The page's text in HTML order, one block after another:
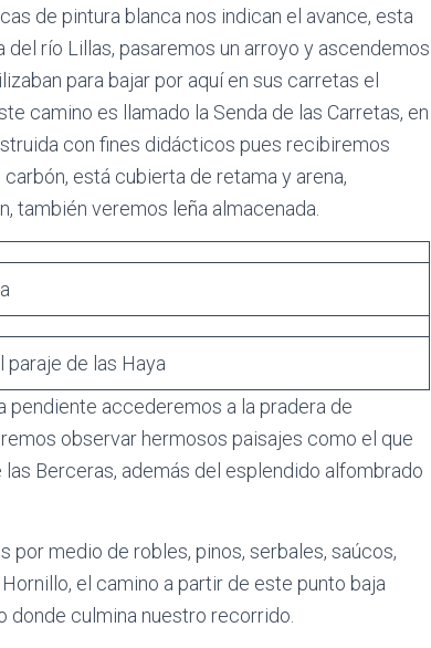
de pintura blanca nos indican el avance, esta
río Lillas, pasaremos un arroyo y ascendemos
para bajar por aquí en sus carretas el
camino es llamado la Senda de las Carretas, en
con fines didácticos pues recibiremos
está cubierta de retama y arena,
también veremos leña almacenada.
paraje de las Haya
pendiente accederemos a la pradera de
observar hermosos paisajes como el que
Berceras, además del esplendido alfombrado
por medio de robles, pinos, serbales, saúcos,
el camino a partir de este punto baja
donde culmina nuestro recorrido.